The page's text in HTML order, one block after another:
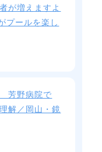
が増えますよ
プールを楽し
芳野病院で
解／岡山・鏡